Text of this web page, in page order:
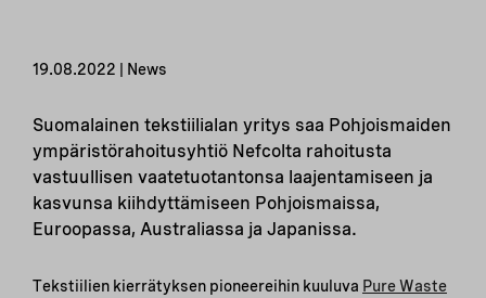
19.08.2022 | News
Suomalainen tekstiilialan yritys saa Pohjoismaiden
ympäristörahoitusyhtiö Nefcolta rahoitusta
vastuullisen vaatetuotantonsa laajentamiseen ja
kasvunsa kiihdyttämiseen Pohjoismaissa,
Euroopassa, Australiassa ja Japanissa.
Tekstiilien kierrätyksen pioneereihin kuuluva Pure Waste